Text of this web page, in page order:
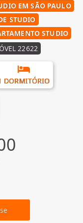
EM SÃO PAULO
STUDIO
STUDIO
22622
DORMITÓRIO